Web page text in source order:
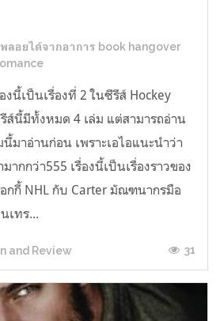
ลอยได้จากอาการ book hangover
งนี้เป็นเรื่องที่ 2 ในซีรีส์ Hockey
ส์นี้มีทั้งหมด 4 เล่ม แต่สามารถอ่าน
มาอ่านก่อน เพราะเอไอแนะนำว่า
มากกว่า555 เรื่องนี้เป็นเรื่องราวของ
กกี้ NHL กับ Carter มัณฑนากรมือ
เทร...
and Review 31